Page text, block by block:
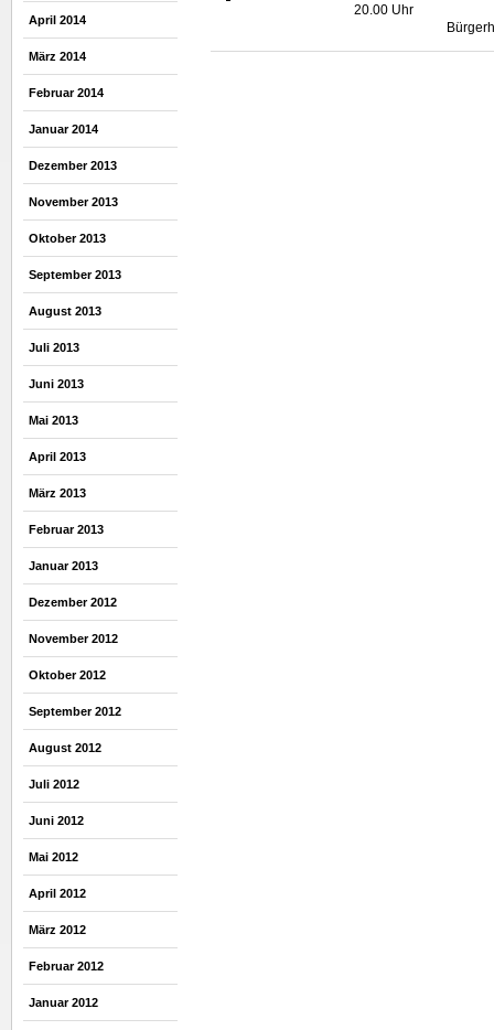
April 2014
März 2014
Februar 2014
Januar 2014
Dezember 2013
November 2013
Oktober 2013
September 2013
August 2013
Juli 2013
Juni 2013
Mai 2013
April 2013
März 2013
Februar 2013
Januar 2013
Dezember 2012
November 2012
Oktober 2012
September 2012
August 2012
Juli 2012
Juni 2012
Mai 2012
April 2012
März 2012
Februar 2012
Januar 2012
20.00 Uhr